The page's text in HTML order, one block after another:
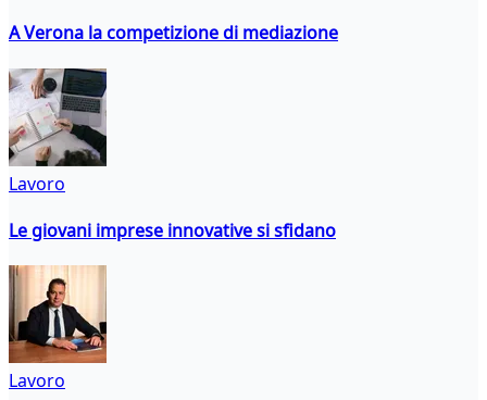
A Verona la competizione di mediazione
Lavoro
Le giovani imprese innovative si sfidano
Lavoro